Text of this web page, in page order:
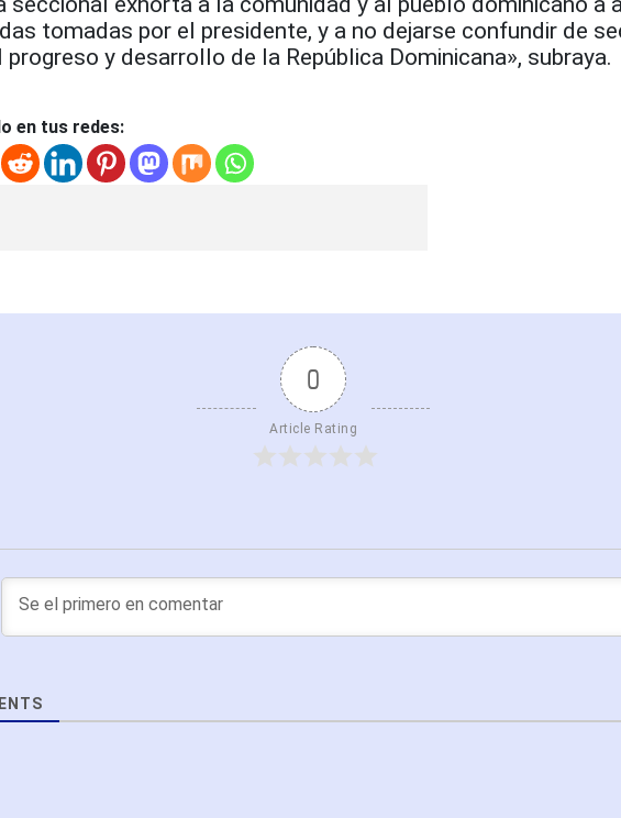
tomadas por el presidente, y a no dejarse confundir de
progreso y desarrollo de la República Dominicana», subraya.
en tus redes:
0
Article Rating